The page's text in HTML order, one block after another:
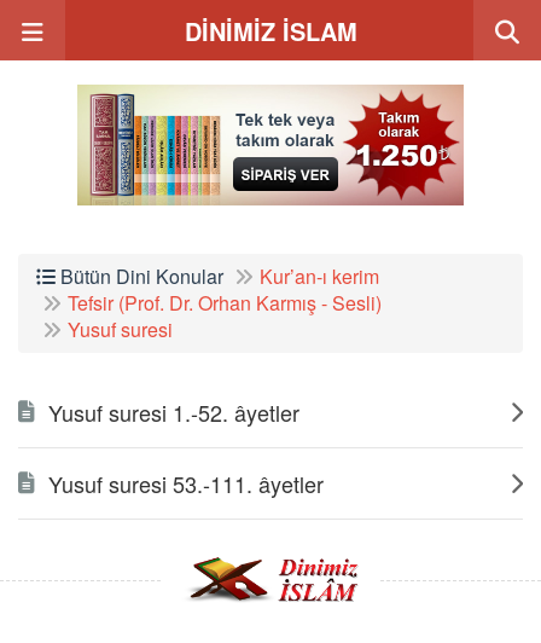
DİNİMİZ İSLAM
Bütün Dini Konular
Kur’an-ı kerim
Tefsir (Prof. Dr. Orhan Karmış - Sesli)
Yusuf suresi
Yusuf suresi 1.-52. âyetler
Yusuf suresi 53.-111. âyetler